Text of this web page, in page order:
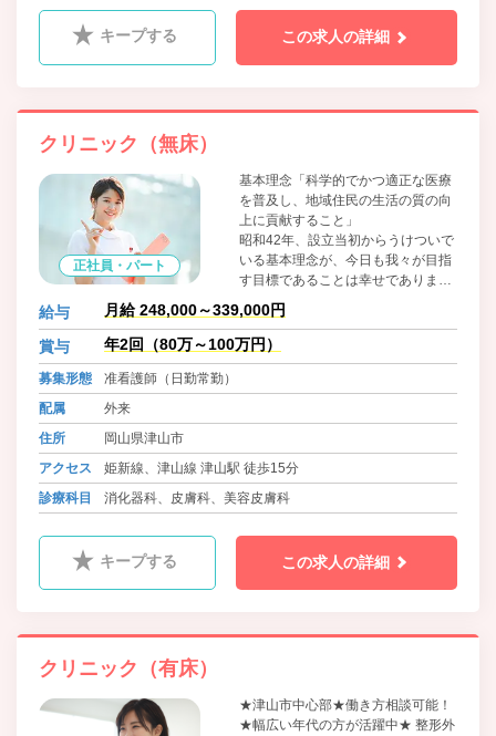
キープする この求人の詳細
クリニック（無床）
正社員・パート
基本理念「科学的でかつ適正な医療
を普及し、地域住民の生活の質の向
上に貢献すること」
昭和42年、設立当初からうけついで
いる基本理念が、今日も我々が目指
す目標であることは幸せでありま
今後もこの理念を抱いて地域に医療
サービスを提供しつづけるために、
医療行為やその提供の場である院内
に喚起しています。
給与 月給 248,000～339,000円
賞与 年2回（80万～100万円）
募集形態
准看護師（日勤常勤）
配属
外来
住所
岡山県津山市
アクセス
姫新線、津山線 津山駅 徒歩15分
診療科目
消化器科、皮膚科、美容皮膚科
キープする この求人の詳細
クリニック（有床）
★津山市中心部★働き方相談可能！
★幅広い年代の方が活躍中★ 整形外